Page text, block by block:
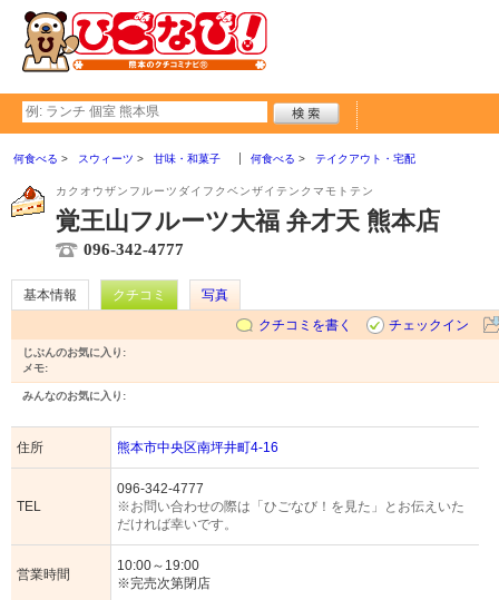
何食べる スウィーツ 甘味・和菓子 何食べる テイクアウト・宅配
カクオウザンフルーツダイフクベンザイテンクマモトテン
覚王山フルーツ大福 弁才天 熊本店
096-342-4777
基本情報 クチコミ
写真
クチコミを書く
チェックイン
じぶんのお気に入り:
メモ:
みんなのお気に入り:
住所 熊本市中央区南坪井町4-16
TEL
096-342-4777
※お問い合わせの際は「ひごなび！を見た」とお伝えいた
だければ幸いです。
営業時間
10:00～19:00
※完売次第閉店